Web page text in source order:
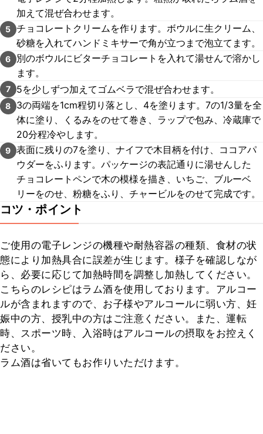
加えて混ぜ合わせます。
5 チョコレートクリームを作ります。ボウルに生クリーム、
砂糖を入れてハンドミキサーで角が立つまで泡立てます。
6
別のボウルにビターチョコレートを入れて湯せんで溶かし
ます。
7 5を少しずつ加えてゴムベラで混ぜ合わせます。
8
3の両端を1cm程切り落とし、4を塗ります。7の1/3量を全
体に塗り、くるみをのせて巻き、ラップで包み、冷蔵庫で
20分程冷やします。
9 表面に残りの7を塗り、ナイフで木目柄を付け、ココアパ
ウダーをふります。パッケージの表記通りに湯せんした
チョコレートペンで木の模様を描き、いちご、ブルーベ
リーをのせ、粉糖をふり、チャービルをのせて完成です。
コツ・ポイント
ご使用の電子レンジの機種や耐熱容器の種類、食材の状
態により加熱具合に誤差が生じます。様子を確認しなが
ら、必要に応じて加熱時間を調整し加熱してください。
こちらのレシピはラム酒を使用しております。アルコー
ルが含まれますので、お子様やアルコールに弱い方、妊
娠中の方、授乳中の方はご注意ください。また、運転
時、スポーツ時、入浴時はアルコールの摂取をお控えく
ださい。
ラム酒は省いてもお作りいただけます。